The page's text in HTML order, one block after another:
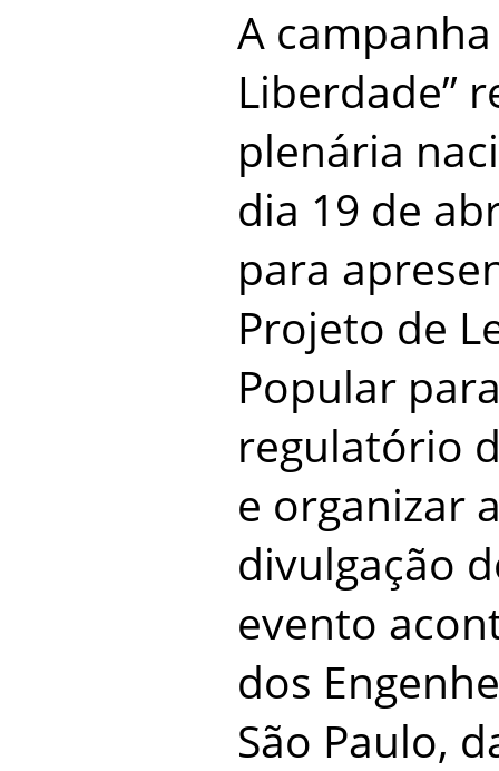
A
Liberdade”
plenária
dia 19 de
para
Projeto de
Popular
regulatório
e organizar
divulgação
evento
dos
São Paulo,